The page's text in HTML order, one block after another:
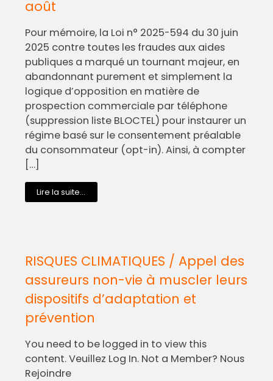
août
Pour mémoire, la Loi n° 2025-594 du 30 juin
2025 contre toutes les fraudes aux aides
publiques a marqué un tournant majeur, en
abandonnant purement et simplement la
logique d’opposition en matière de
prospection commerciale par téléphone
(suppression liste BLOCTEL) pour instaurer un
régime basé sur le consentement préalable
du consommateur (opt-in). Ainsi, à compter
[…]
Lire la suite...
RISQUES CLIMATIQUES / Appel des
assureurs non-vie à muscler leurs
dispositifs d’adaptation et
prévention
You need to be logged in to view this
content. Veuillez Log In. Not a Member? Nous
Rejoindre